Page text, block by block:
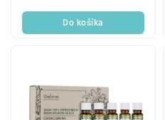
Do košíka